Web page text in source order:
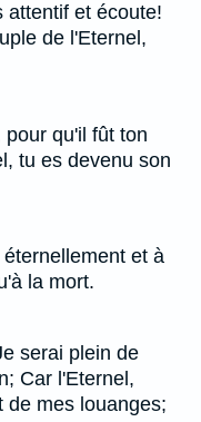
attentif et écoute!
de l'Eternel,
qu'il fût ton
tu es devenu son
et à
la mort.
serai plein de
Car l'Eternel,
de mes louanges;